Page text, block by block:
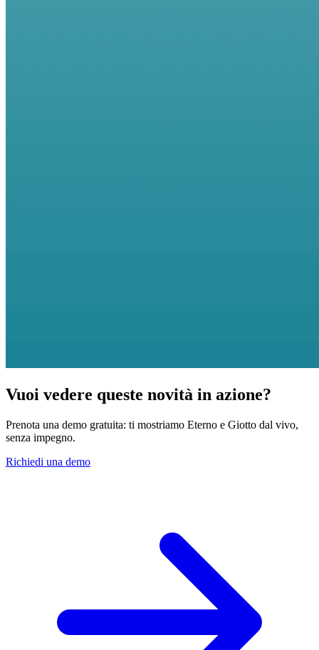
Vuoi vedere queste novità in azione?
Prenota una demo gratuita: ti mostriamo Eterno e Giotto dal vivo,
senza impegno.
Richiedi una demo